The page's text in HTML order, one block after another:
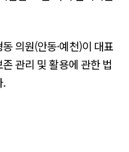
의원(안동·예천)이 대표
관리 및 활용에 관한 법
.